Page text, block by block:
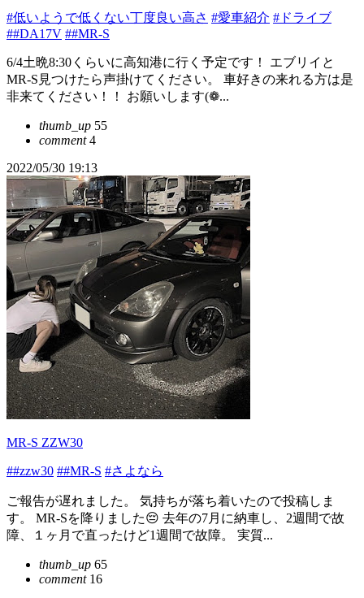
#低いようで低くない丁度良い高さ #愛車紹介 #ドライブ
##DA17V ##MR-S
6/4土晩8:30くらいに高知港に行く予定です！ エブリイと
MR-S見つけたら声掛けてください。 車好きの来れる方は是
非来てください！！ お願いします(❁...
thumb_up 55
comment4
2022/05/30 19:13
MR-S ZZW30
##zzw30 ##MR-S #さよなら
ご報告が遅れました。 気持ちが落ち着いたので投稿しま
す。 MR-Sを降りました😔 去年の7月に納車し、2週間で故
障、１ヶ月で直ったけど1週間で故障。 実質...
thumb_up 65
comment16